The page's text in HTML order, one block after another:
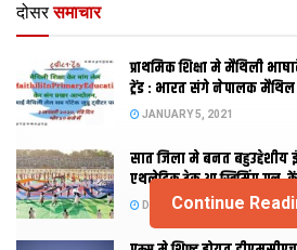
दोसर समाचार
प्राथमिक शि‍क्षा मे मैथि‍ली
ट्रेंड : भारत संगे नेपालक
JANUARY 5, 2021
सात जिला मे बनत बहुउद्देशीय
एथलेटिक ट्रेक आ स्विमिंग पुल,
DECEMBER 26, 2020
Continue